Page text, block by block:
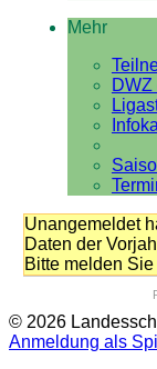
Mehr
DWZ
Unangemeldet
Daten der
Bitte melden
© 2026
Anmeldung als